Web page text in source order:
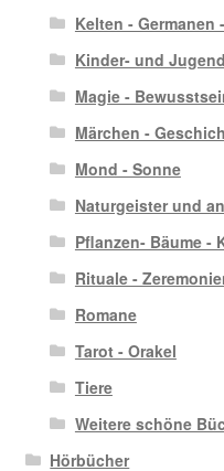
Kelten - Germanen
Kinder- und
Magie -
Märchen -
Mond - Sonne
Naturgeister und
Pflanzen- Bäume -
Rituale -
Romane
Tarot - Orakel
Tiere
Weitere schöne
Hörbücher